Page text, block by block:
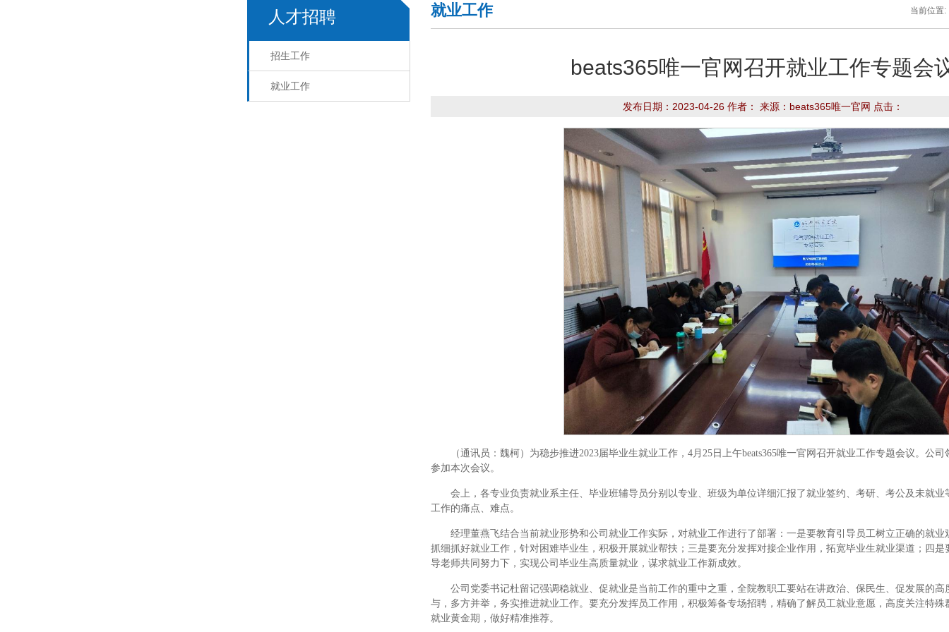
人才招聘
招生工作
就业工作
就业工作 当前位置:
​beats365唯一官网召开就业工作专题会
发布日期：2023-04-26 作者： 来源：beats365唯一官网 点击：
（通讯员：魏柯）为稳步推进2023届毕业生就业工作，4月25日上午​beats365唯一官网召开就业工作专题会议。公
参加本次会议。
会上，各专业负责就业系主任、毕业班辅导员分别以专业、班级为单位详细汇报了就业签约、考研、考公及未就
工作的痛点、难点。
经理董燕飞结合当前就业形势和公司就业工作实际，对就业工作进行了部署：一是要教育引导员工树立正确的就
抓细抓好就业工作，针对困难毕业生，积极开展就业帮扶；三是要充分发挥对接企业作用，拓宽毕业生就业渠道；四
导老师共同努力下，实现公司毕业生高质量就业，谋求就业工作新成效。
公司党委书记杜留记强调稳就业、促就业是当前工作的重中之重，全院教职工要站在讲政治、保民生、促发展的
与，多方并举，务实推进就业工作。要充分发挥员工作用，积极筹备专场招聘，精确了解员工就业意愿，高度关注特
就业黄金期，做好精准推荐。